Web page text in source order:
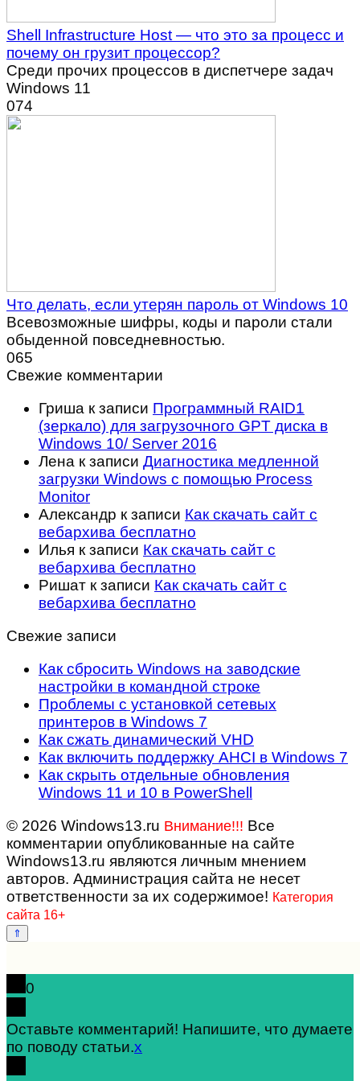
Shell Infrastructure Host — что это за процесс и
почему он грузит процессор?
Среди прочих процессов в диспетчере задач
Windows 11
074
Что делать, если утерян пароль от Windows 10
Всевозможные шифры, коды и пароли стали
обыденной повседневностью.
065
Свежие комментарии
Гриша к записи Программный RAID1
(зеркало) для загрузочного GPT диска в
Windows 10/ Server 2016
Лена к записи Диагностика медленной
загрузки Windows с помощью Process
Monitor
Александр к записи Как скачать сайт с
вебархива бесплатно
Илья к записи Как скачать сайт с
вебархива бесплатно
Ришат к записи Как скачать сайт с
вебархива бесплатно
Свежие записи
Как сбросить Windows на заводские
настройки в командной строке
Проблемы с установкой сетевых
принтеров в Windows 7
Как сжать динамический VHD
Как включить поддержку AHCI в Windows 7
Как скрыть отдельные обновления
Windows 11 и 10 в PowerShell
© 2026 Windows13.ru Внимание!!! Все
комментарии опубликованные на сайте
Windows13.ru являются личным мнением
авторов. Администрация сайта не несет
ответственности за их содержимое! Категория
сайта 16+
0
Оставьте комментарий! Напишите, что думаете
по поводу статьи.x